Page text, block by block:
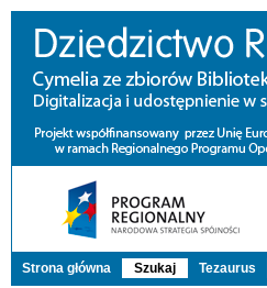
Strona główna Szukaj Tezaurus